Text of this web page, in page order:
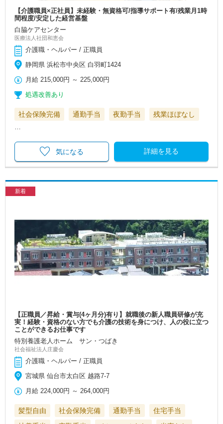
【介護職員×正社員】未経験・無資格可/指導サポート有/残業月1時
間程度/安定した経営基盤
白脇ケアセンター
医療法人社団和恵会
介護職・ヘルパー / 正職員
静岡県 浜松市中央区 白羽町1424
月給 215,000円 ～225,000円
処遇改善あり
社会保険完備 通勤手当 夜勤手当 残業ほぼなし
…
詳細を見る
気になる
新着
【正職員／昇給・賞与(4ヶ月分)有り】就職後の新人職員研修が充
実！経験・資格のない方でも介護の技術を身につけ、人の役に立つ
ことができるお仕事です
特別養護老人ホーム サン・つばき
社会福祉法人庄慶会
介護職・ヘルパー / 正職員
宮城県 仙台市太白区 越路7-7
月給 224,000円 ～264,000円
髪型自由 社会保険完備 通勤手当
住宅手当